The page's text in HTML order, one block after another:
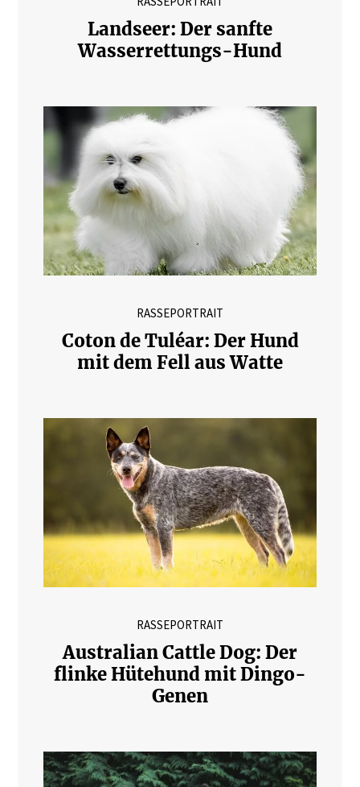
Landseer: Der sanfte
Wasserrettungs-Hund
RASSEPORTRAIT
Coton de Tuléar: Der Hund
mit dem Fell aus Watte
RASSEPORTRAIT
Australian Cattle Dog: Der
flinke Hütehund mit Dingo-
Genen